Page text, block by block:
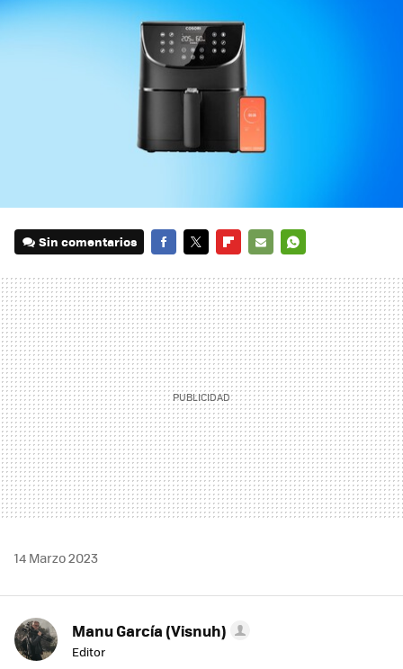
Sin comentarios
MAIL
14 Marzo 2023
Manu García (Visnuh)
Editor